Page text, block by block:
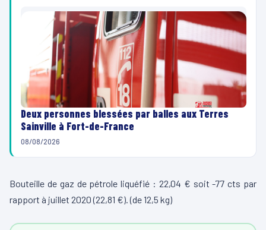
Deux personnes blessées par balles aux Terres
Sainville à Fort-de-France
08/08/2026
Bouteille de gaz de pétrole liquéfié : 22,04 € soit -77 cts par
rapport à juillet 2020 (22,81 €). (de 12,5 kg)